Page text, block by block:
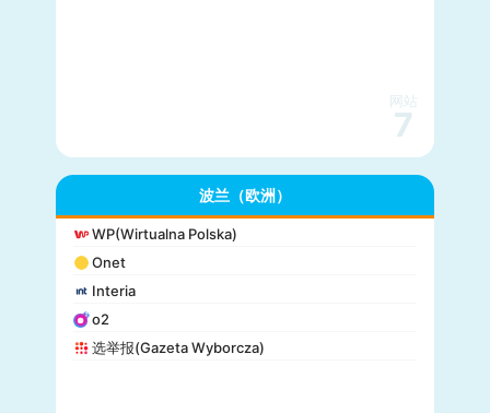
网站
7
波兰（欧洲）
WP(Wirtualna Polska)
Onet
Interia
o2
选举报(Gazeta Wyborcza)